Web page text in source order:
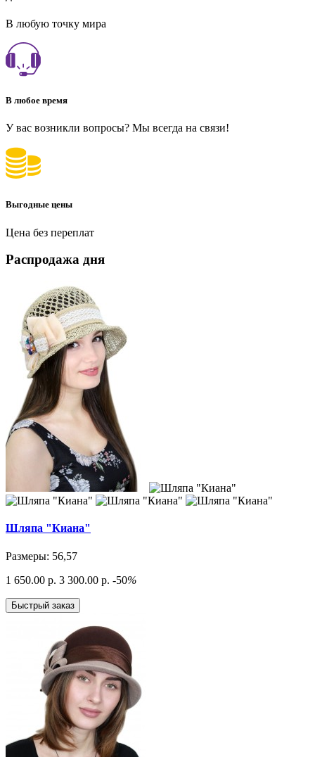
В любую точку мира
В любое время
У вас возникли вопросы? Мы всегда на связи!
Выгодные цены
Цена без переплат
Распродажа дня
Шляпа "Киана"
Размеры: 56,57
1 650.00 р. 3 300.00 р. -50%
Быстрый заказ